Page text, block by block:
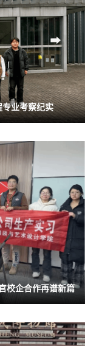
业考察纪实
校企合作再谱新篇